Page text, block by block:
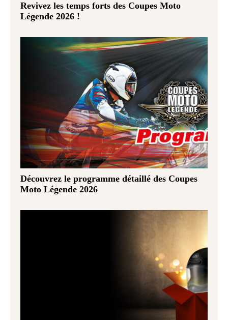
Revivez les temps forts des Coupes Moto
Légende 2026 !
Découvrez le programme détaillé des Coupes
Moto Légende 2026